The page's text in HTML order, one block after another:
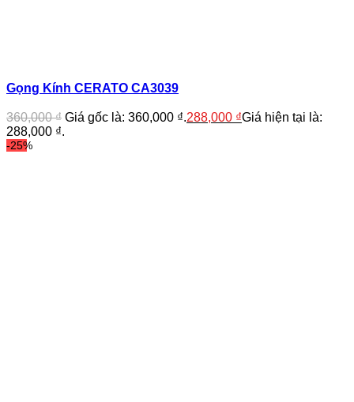
Gọng Kính CERATO CA3039
360,000₫ Giá gốc là: 360,000 ₫.288,000 ₫Giá hiện tại là:
288,000 ₫.
-25%